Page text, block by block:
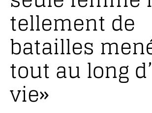
tellement de
batailles
tout au long
vie»